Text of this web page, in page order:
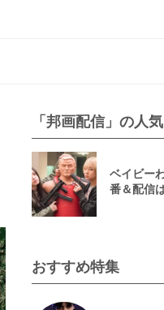
「邦画配信」の人
ベイビー
番＆配信
おすすめ特集